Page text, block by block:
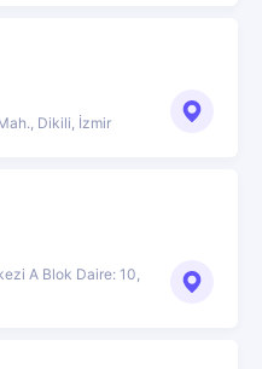
Dikili, İzmir
A Blok Daire: 10,